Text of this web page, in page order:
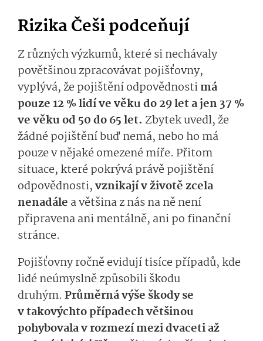
Rizika Češi podceňují
Z různých výzkumů, které si nechávaly
povětšinou zpracovávat pojišťovny,
vyplývá, že pojištění odpovědnostimá
pouze 12 % lidí ve věku do 29 let a jen 37 %
ve věku od 50 do 65 let. Zbytek uvedl, že
žádné pojištění buď nemá, nebo ho má
pouze v nějaké omezené míře. Přitom
situace, které pokrývá právě pojištění
odpovědnosti,vznikají v životě zcela
nenadále a většina z nás na ně není
připravena ani mentálně, ani po finanční
stránce.
Pojišťovny ročně evidují tisíce případů, kde
lidé neúmyslně způsobili škodu
druhým. Průměrná výše škody se
v takovýchto případech většinou
pohybovala v rozmezí mezi dvaceti až